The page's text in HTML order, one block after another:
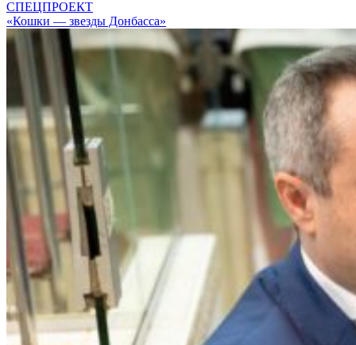
СПЕЦПРОЕКТ
«Кошки — звезды Донбасса»